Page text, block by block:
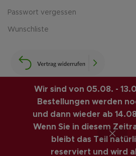
Wir sind von 05.08. -
Bestellungen werden
und dann wieder ab
Wenn Sie in diesem
bleibt das Teil
reserviert und wird
Passwort vergessen
Wunschliste
LUIS-GUITAR-GARAGE.COM ©
COMPUTERMOBIL. PREMIUM E-
VINTAGE GITARREN
Fender
Vertrag widerrufen